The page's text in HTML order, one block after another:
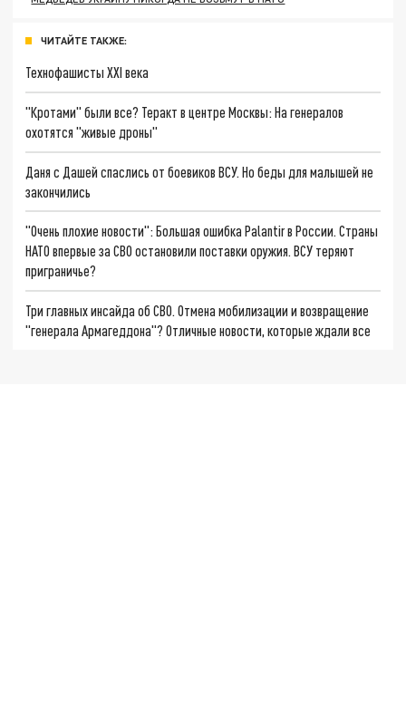
ЧИТАЙТЕ ТАКЖЕ:
Технофашисты XXI века
"Кротами" были все? Теракт в центре Москвы: На генералов
охотятся "живые дроны"
Даня с Дашей спаслись от боевиков ВСУ. Но беды для малышей не
закончились
"Очень плохие новости": Большая ошибка Palantir в России. Страны
НАТО впервые за СВО остановили поставки оружия. ВСУ теряют
приграничье?
Три главных инсайда об СВО. Отмена мобилизации и возвращение
"генерала Армагеддона"? Отличные новости, которые ждали все